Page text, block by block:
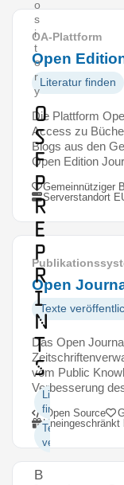
o
s
i
t
o
r
y
O
S
F
P
r
e
p
r
i
n
t
s
Literatur
finden
Texte
veröffentlichen
B
OA-Plattform
Open
Literatur finden
Die Plattform
Access zu
Blogs aus den
Open Edition
Gemeinnütziger
Serverstandort
Open
Texte
Das Open
vom Public
Verbesserung
Open Source
Uneingeschränkt